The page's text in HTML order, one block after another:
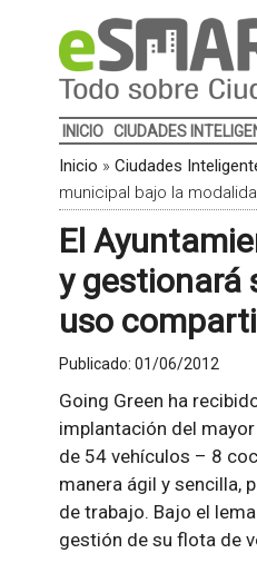
INICIO CIUDADES
Inicio » Ciudades
municipal bajo la
El
y gestionará
uso
Publicado: 01/06/2012
Going Green ha
implantación del
de 54 vehículos – 8
manera ágil y sencilla,
de trabajo. Bajo el
gestión de su flota de